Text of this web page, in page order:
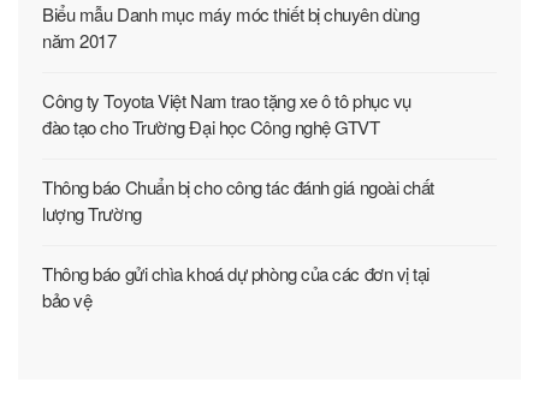
Biểu mẫu Danh mục máy móc thiết bị chuyên dùng
năm 2017
Công ty Toyota Việt Nam trao tặng xe ô tô phục vụ
đào tạo cho Trường Đại học Công nghệ GTVT
Thông báo Chuẩn bị cho công tác đánh giá ngoài chất
lượng Trường
Thông báo gửi chìa khoá dự phòng của các đơn vị tại
bảo vệ